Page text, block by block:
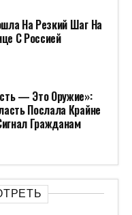
На Резкий Шаг На
С Россией
— Это Оружие»:
Послала Крайне
Гражданам